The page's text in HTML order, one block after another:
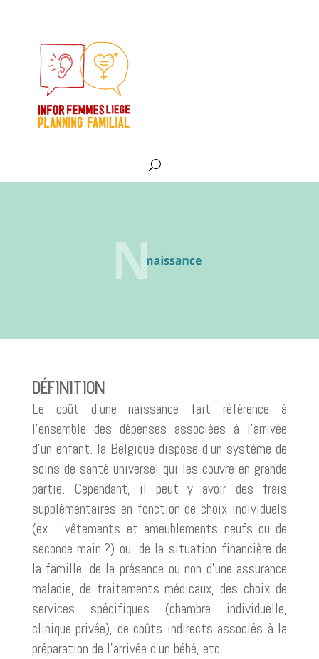
DÉFINITION
Le coût d’une naissance fait référence à
l’ensemble des dépenses associées à l’arrivée
d’un enfant. la Belgique dispose d’un système de
soins de santé universel qui les couvre en grande
partie. Cependant, il peut y avoir des frais
supplémentaires en fonction de choix individuels
(ex. : vêtements et ameublements neufs ou de
seconde main ?) ou, de la situation financière de
la famille, de la présence ou non d’une assurance
maladie, de traitements médicaux, des choix de
services spécifiques (chambre individuelle,
clinique privée), de coûts indirects associés à la
préparation de l’arrivée d’un bébé, etc.